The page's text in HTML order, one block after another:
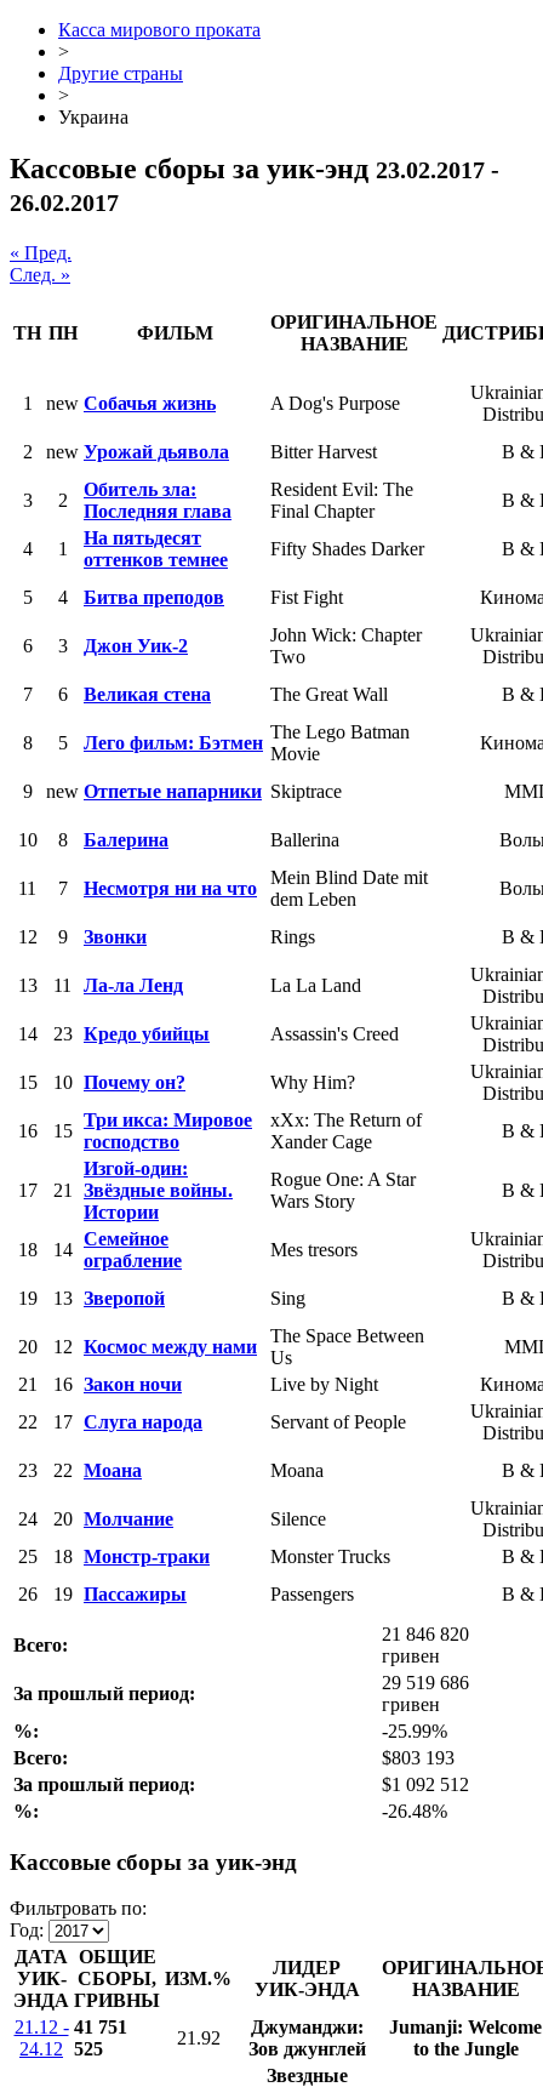
Касса мирового проката
>
Другие страны
>
Украина
Кассовые сборы за уик-энд 23.02.2017 -
26.02.2017
« Пред.
След. »
ТН ПН ФИЛЬМ
ОРИГИНАЛЬНОЕ
НАЗВАНИЕ
1 new Собачья жизнь A Dog's Purpose
2
new Урожай дьявола Bitter Harvest B &
3 2
Обитель зла:
Последняя глава
Resident Evil: The
Final Chapter
B &
4 1
На пятьдесят
оттенков темнее
Fifty Shades Darker B &
5 4 Битва преподов Fist Fight
6 3 Джон Уик-2
John Wick: Chapter
Two
7
6 Великая стена The Great Wall B &
8 5 Лего фильм: Бэтмен
The Lego Batman
Movie
9 new Отпетые напарники Skiptrace
10 8 Балерина Ballerina
11 7 Несмотря ни на что
Mein Blind Date mit
dem Leben
12 9 Звонки Rings B &
13 11 Ла-ла Ленд La La Land
14
23 Кредо убийцы Assassin's Creed
15
10 Почему он? Why Him?
16
15
Три икса: Мировое
господство
xXx: The Return of
Xander Cage
B &
17 21
Изгой-один:
Звёздные войны.
Истории
Rogue One: A Star
Wars Story
B &
18 14
Семейное
ограбление
Mes tresors
19
13 Зверопой Sing B &
20 12 Космос между нами
The Space Between
Us
21
16 Закон ночи Live by Night
22
17 Слуга народа Servant of People
23
22 Моана Moana B &
24 20 Молчание Silence
25
18 Монстр-траки Monster Trucks
B &
26
19 Пассажиры Passengers B &
Всего:
21 846 820
гривен
За прошлый период:
29 519 686
гривен
%:
-25.99%
Всего:
$803 193
За прошлый период:
$1 092 512
%:
-26.48%
Кассовые сборы за уик-энд
Фильтровать по:
Год:
ДАТА
УИК-
ЭНДА
ОБЩИЕ
СБОРЫ,
ГРИВНЫ
ИЗМ.%
ЛИДЕР
УИК-ЭНДА
НАЗВАНИЕ
21.12 -
24.12
41 751
525
21.92
Джуманджи:
Зов джунглей
Jumanji: Welcome
to the Jungle
Звездные